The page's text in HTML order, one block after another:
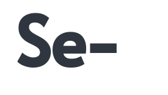
Se-